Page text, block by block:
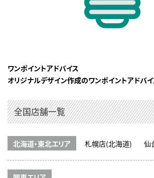
ワンポイントアドバイス
オリジナルデザイン作成のワンポイントアドバ
全国店舗一覧
北海道・東北エリア 札幌店(北海道) 仙